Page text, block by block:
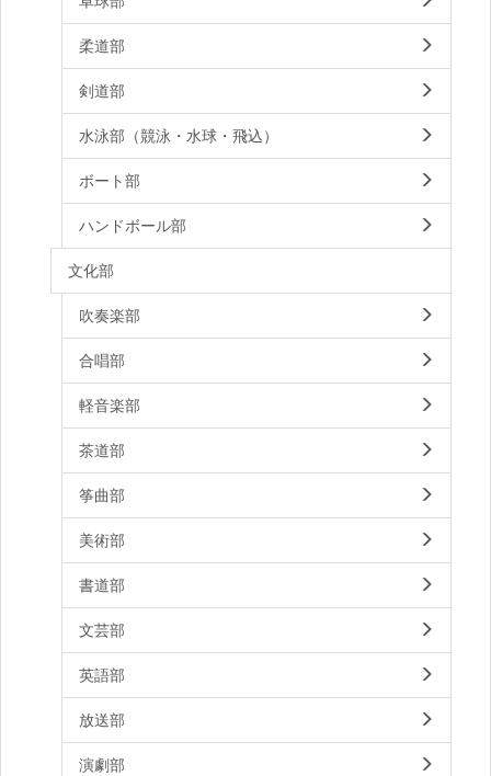
柔道部
剣道部
水泳部（競泳・水球・飛込）
ボート部
ハンドボール部
文化部
吹奏楽部
合唱部
軽音楽部
茶道部
筝曲部
美術部
書道部
文芸部
英語部
放送部
演劇部